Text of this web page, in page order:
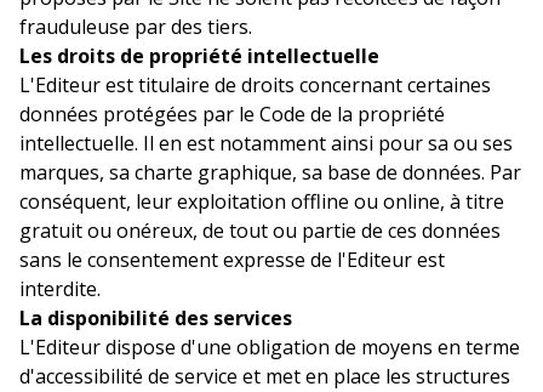
frauduleuse par des tiers.
Les droits de propriété intellectuelle
L'Editeur est titulaire de droits concernant certaines
données protégées par le Code de la propriété
intellectuelle. Il en est notamment ainsi pour sa ou ses
marques, sa charte graphique, sa base de données. Par
conséquent, leur exploitation offline ou online, à titre
gratuit ou onéreux, de tout ou partie de ces données
sans le consentement expresse de l'Editeur est
interdite.
La disponibilité des services
L'Editeur dispose d'une obligation de moyens en terme
d'accessibilité de service et met en place les structures